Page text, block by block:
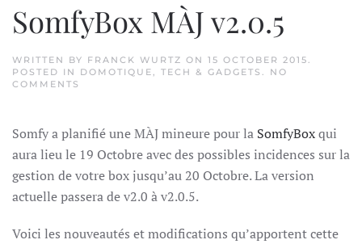
SomfyBox MÀJ v2.0.5
WRITTEN BY FRANCK WURTZ ON 15 OCTOBER 2015.
POSTED IN DOMOTIQUE, TECH & GADGETS . NO
COMMENTS
Somfy a planifié une MÀJ mineure pour la SomfyBoxqui
aura lieu le 19 Octobre avec des possibles incidences sur la
gestion de votre box jusqu’au 20 Octobre. La version
actuelle passera de v2.0 à v2.0.5.
Voici les nouveautés et modifications qu’apportent cette